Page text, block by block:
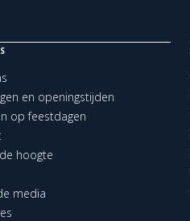
en openingstijden
op feestdagen
hoogte
media